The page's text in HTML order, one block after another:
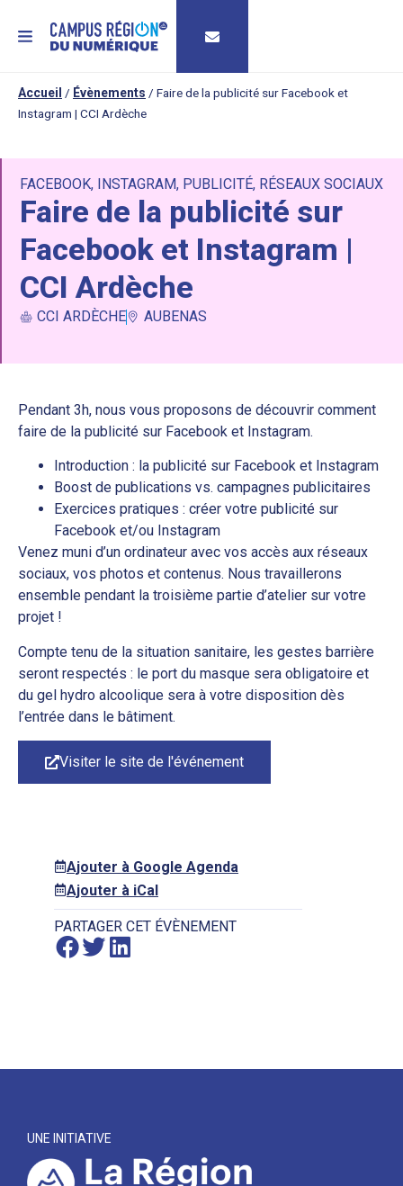
MENU
Accueil / Évènements / Faire de la publicité sur Facebook et
Instagram | CCI Ardèche
FACEBOOK, INSTAGRAM, PUBLICITÉ, RÉSEAUX SOCIAUX
Faire de la publicité sur
Facebook et Instagram |
CCI Ardèche
CCI ARDÈCHE AUBENAS
Pendant 3h, nous vous proposons de découvrir comment
faire de la publicité sur Facebook et Instagram.
Introduction : la publicité sur Facebook et Instagram
Boost de publications vs. campagnes publicitaires
Exercices pratiques : créer votre publicité sur
Facebook et/ou Instagram
Venez muni d’un ordinateur avec vos accès aux réseaux
sociaux, vos photos et contenus. Nous travaillerons
ensemble pendant la troisième partie d’atelier sur votre
projet !
Compte tenu de la situation sanitaire, les gestes barrière
seront respectés : le port du masque sera obligatoire et
du gel hydro alcoolique sera à votre disposition dès
l’entrée dans le bâtiment.
Visiter le site de l'événement
Ajouter à Google Agenda
Ajouter à iCal
PARTAGER CET ÉVÈNEMENT
UNE INITIATIVE